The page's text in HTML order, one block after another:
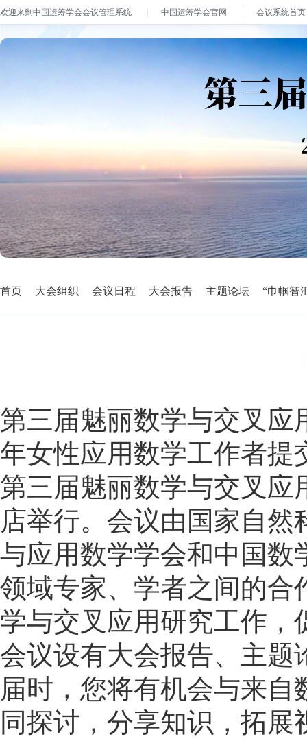
欢迎来到中国运筹学会会议管理系统 中国运筹学会官网 会议系统首页
首页 大会组织 会议日程 大会报告 主题论坛 “巾帼智
第三届魅丽数学与交叉应
年女性应用数学工作者提
第三届魅丽数学与交叉应
店举行。会议由国家自
与应用数学学会和中国数
领域专家、学者之间的合
学与交叉应用研究工作，
会议设有大会报告、主题
届时，您将有机会与来
同探讨，分享知识，拓展